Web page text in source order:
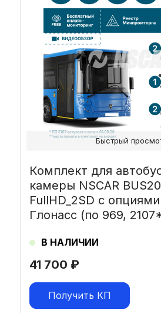
41 700 ₽
Комплект для
камеры NSCAR
FullHD_2SD с
Глонасс (по 969,
В НАЛИЧИИ
Получить КП
Быстрый